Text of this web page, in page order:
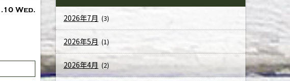
Wed.
2026年7月 (3)
2026年5月 (1)
2026年4月 (2)